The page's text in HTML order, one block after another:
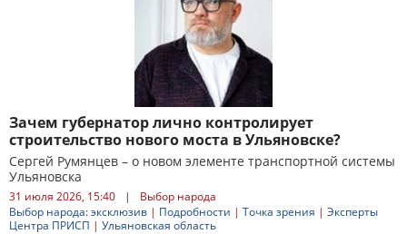
Зачем губернатор лично контролирует
строительство нового моста в Ульяновске?
Сергей Румянцев – о новом элементе транспортной системы
Ульяновска
31 июля 2026, 15:40 |
Выбор народа
Выбор народа: эксклюзив | Подробности | Точка зрения | Эксперты
Центра ПРИСП | Ульяновская область